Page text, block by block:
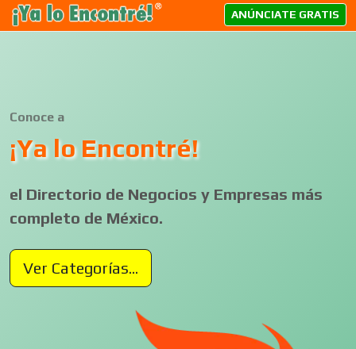
ANÚNCIATE GRATIS
Conoce a
¡Ya lo Encontré!
el Directorio de Negocios y Empresas más
completo de México.
Ver Categorías...